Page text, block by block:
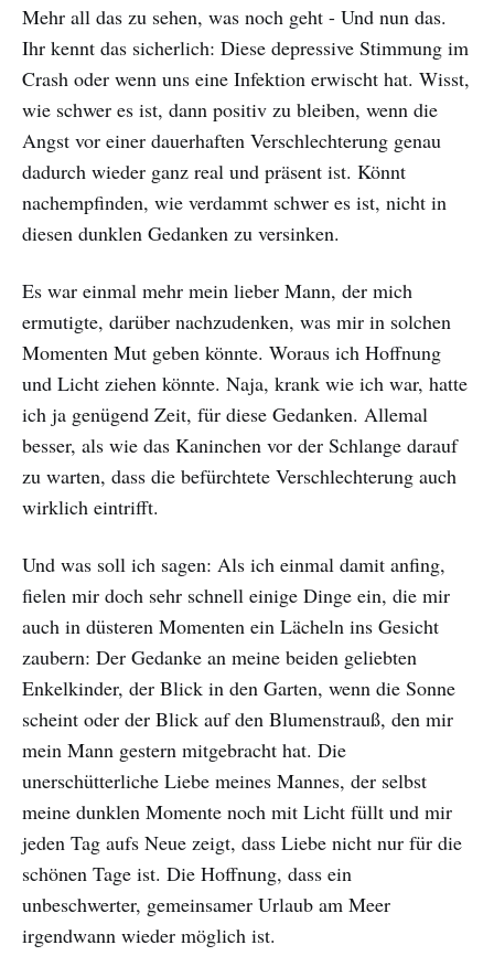
Mehr all das zu sehen, was noch geht - Und nun das.
Ihr kennt das sicherlich: Diese depressive Stimmung im
Crash oder wenn uns eine Infektion erwischt hat. Wisst,
wie schwer es ist, dann positiv zu bleiben, wenn die
Angst vor einer dauerhaften Verschlechterung genau
dadurch wieder ganz real und präsent ist. Könnt
nachempfinden, wie verdammt schwer es ist, nicht in
diesen dunklen Gedanken zu versinken.
Es war einmal mehr mein lieber Mann, der mich
ermutigte, darüber nachzudenken, was mir in solchen
Momenten Mut geben könnte. Woraus ich Hoffnung
und Licht ziehen könnte. Naja, krank wie ich war, hatte
ich ja genügend Zeit, für diese Gedanken. Allemal
besser, als wie das Kaninchen vor der Schlange darauf
zu warten, dass die befürchtete Verschlechterung auch
wirklich eintrifft.
Und was soll ich sagen: Als ich einmal damit anfing,
fielen mir doch sehr schnell einige Dinge ein, die mir
auch in düsteren Momenten ein Lächeln ins Gesicht
zaubern: Der Gedanke an meine beiden geliebten
Enkelkinder, der Blick in den Garten, wenn die Sonne
scheint oder der Blick auf den Blumenstrauß, den mir
mein Mann gestern mitgebracht hat. Die
unerschütterliche Liebe meines Mannes, der selbst
meine dunklen Momente noch mit Licht füllt und mir
jeden Tag aufs Neue zeigt, dass Liebe nicht nur für die
schönen Tage ist. Die Hoffnung, dass ein
unbeschwerter, gemeinsamer Urlaub am Meer
irgendwann wieder möglich ist.